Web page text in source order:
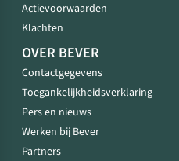
Actievoorwaarden
Klachten
OVER BEVER
Contactgegevens
Toegankelijkheidsverklaring
Pers en nieuws
Werken bij Bever
Partners